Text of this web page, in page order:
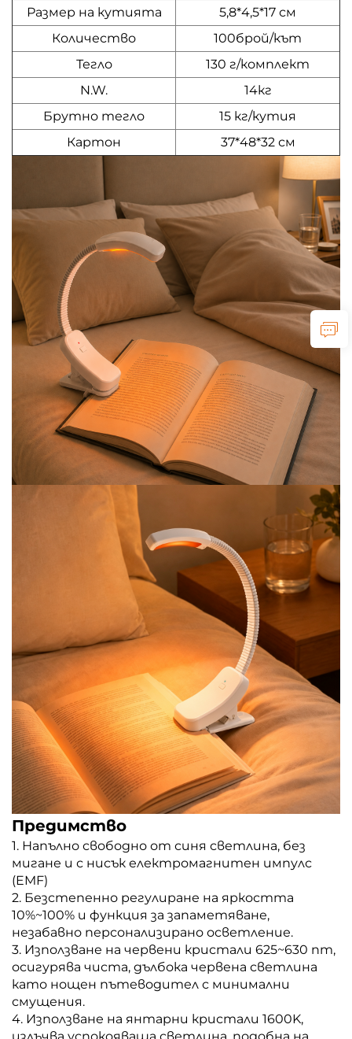
Размер на кутията
5,8*4,5*17 см
Количество
100брой/кът
Тегло
130 г/комплект
N.W.
14кг
Брутно тегло
15 кг/кутия
Картон
37*48*32 см
Предимство
1. Напълно свободно от синя светлина, без
мигане и с нисък електромагнитен импулс
(EMF)
2. Безстепенно регулиране на яркостта
10%~100% и функция за запаметяване,
незабавно персонализирано осветление.
3. Използване на червени кристали 625~630 nm,
осигурява чиста, дълбока червена светлина
като нощен пътеводител с минимални
смущения.
4. Използване на янтарни кристали 1600K,
излъчва успокояваща светлина, подобна на